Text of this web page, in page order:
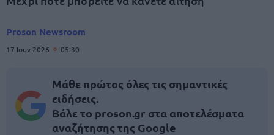
Proson Newsroom
17 Ιουν 2026 05:30
Μάθε πρώτος όλες τις σημαντικές
ειδήσεις.
Βάλε το proson.gr στα αποτελέσματα
αναζήτησης της Google